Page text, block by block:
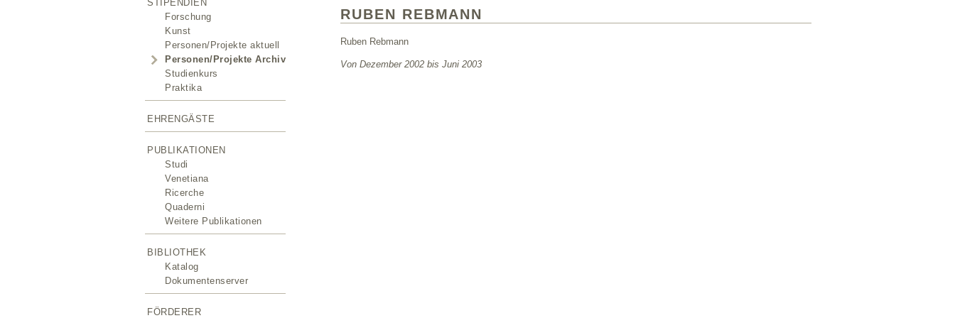
STIPENDIEN
Forschung
Kunst
Personen/Projekte aktuell
Personen/Projekte Archiv
Studienkurs
Praktika
EHRENGÄSTE
PUBLIKATIONEN
Studi
Venetiana
Ricerche
Quaderni
Weitere Publikationen
BIBLIOTHEK
Katalog
Dokumentenserver
FÖRDERER
RUBEN REBMANN
Ruben Rebmann
Von Dezember 2002 bis Juni 2003